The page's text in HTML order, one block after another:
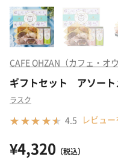
CAFE OHZAN（カフェ・オウ
ギフトセット アソート
ラスク
4.5 レビュ
¥4,320 （税込）